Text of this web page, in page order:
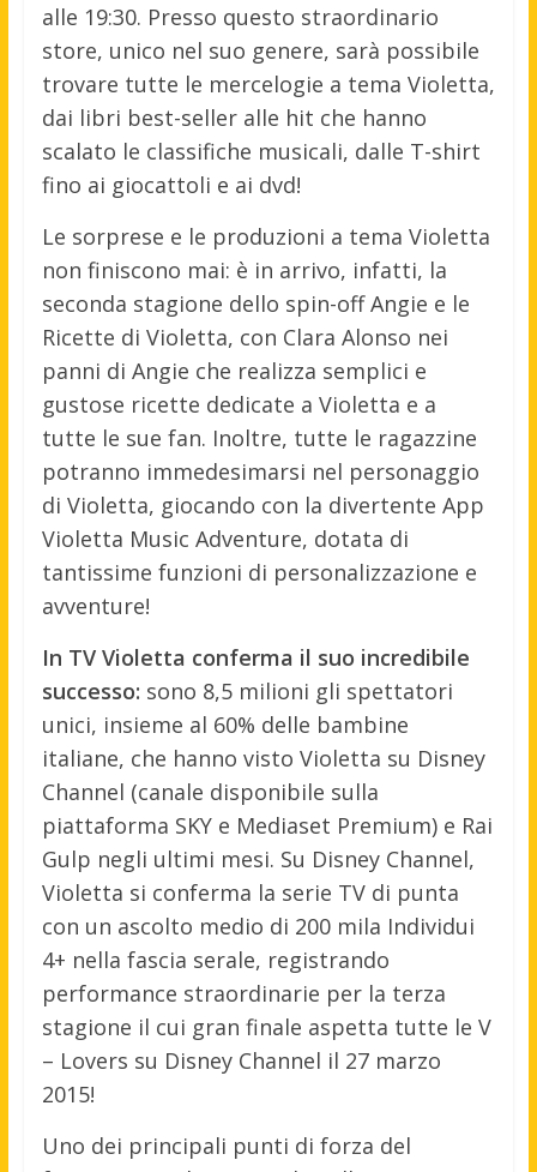
alle 19:30. Presso questo straordinario
store, unico nel suo genere, sarà possibile
trovare tutte le mercelogie a tema Violetta,
dai libri best-seller alle hit che hanno
scalato le classifiche musicali, dalle T-shirt
fino ai giocattoli e ai dvd!
Le sorprese e le produzioni a tema Violetta
non finiscono mai: è in arrivo, infatti, la
seconda stagione dello spin-off Angie e le
Ricette di Violetta, con Clara Alonso nei
panni di Angie che realizza semplici e
gustose ricette dedicate a Violetta e a
tutte le sue fan. Inoltre, tutte le ragazzine
potranno immedesimarsi nel personaggio
di Violetta, giocando con la divertente App
Violetta Music Adventure, dotata di
tantissime funzioni di personalizzazione e
avventure!
In TV Violetta conferma il suo incredibile
successo: sono 8,5 milioni gli spettatori
unici, insieme al 60% delle bambine
italiane, che hanno visto Violetta su Disney
Channel (canale disponibile sulla
piattaforma SKY e Mediaset Premium) e Rai
Gulp negli ultimi mesi. Su Disney Channel,
Violetta si conferma la serie TV di punta
con un ascolto medio di 200 mila Individui
4+ nella fascia serale, registrando
performance straordinarie per la terza
stagione il cui gran finale aspetta tutte le V
– Lovers su Disney Channel il 27 marzo
2015!
Uno dei principali punti di forza del